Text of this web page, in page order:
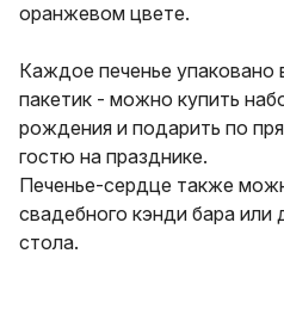
оранжевом цвете.
Каждое печенье упаковано
пакетик - можно купить
рождения и подарить по
гостю на празднике.
Печенье-сердце также
свадебного кэнди бара или
стола.